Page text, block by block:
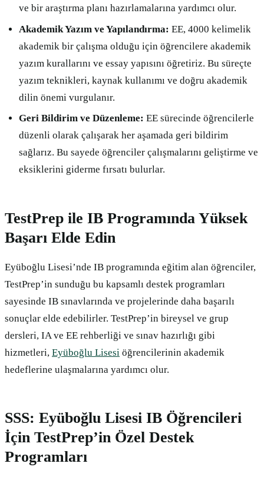
ve bir araştırma planı hazırlamalarına yardımcı olur.
Akademik Yazım ve Yapılandırma: EE, 4000 kelimelik
akademik bir çalışma olduğu için öğrencilere akademik
yazım kurallarını ve essay yapısını öğretiriz. Bu süreçte
yazım teknikleri, kaynak kullanımı ve doğru akademik
dilin önemi vurgulanır.
Geri Bildirim ve Düzenleme: EE sürecinde öğrencilerle
düzenli olarak çalışarak her aşamada geri bildirim
sağlarız. Bu sayede öğrenciler çalışmalarını geliştirme ve
eksiklerini giderme fırsatı bulurlar.
TestPrep ile IB Programında Yüksek
Başarı Elde Edin
Eyüboğlu Lisesi’nde IB programında eğitim alan öğrenciler,
TestPrep’in sunduğu bu kapsamlı destek programları
sayesinde IB sınavlarında ve projelerinde daha başarılı
sonuçlar elde edebilirler. TestPrep’in bireysel ve grup
dersleri, IA ve EE rehberliği ve sınav hazırlığı gibi
hizmetleri, Eyüboğlu Lisesi öğrencilerinin akademik
hedeflerine ulaşmalarına yardımcı olur.
SSS: Eyüboğlu Lisesi IB Öğrencileri
İçin TestPrep’in Özel Destek
Programları